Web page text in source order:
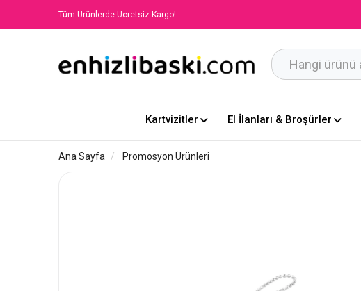
Tüm Ürünlerde Ücretsiz Kargo!
Kartvizitler El İlanları & Broşürler
Ana Sayfa Promosyon Ürünleri